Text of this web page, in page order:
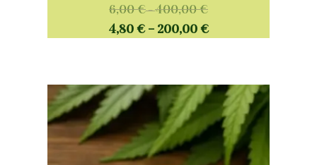
6,00€–400,00€
4,80€– 200,00€